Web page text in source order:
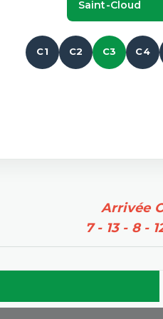
Saint-Cloud
C1 C2 C3 C4
Arrivée
7 - 13 - 8 -